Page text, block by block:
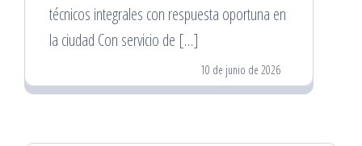
técnicos integrales con respuesta oportuna en
la ciudad Con servicio de […]
10 de junio de 2026